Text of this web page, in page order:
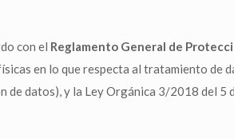
con el Reglamento General de
en lo que respecta al tratamiento de
datos), y la Ley Orgánica 3/2018 del